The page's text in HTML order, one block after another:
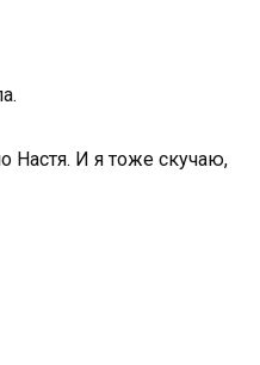
Настя. И я тоже скучаю,